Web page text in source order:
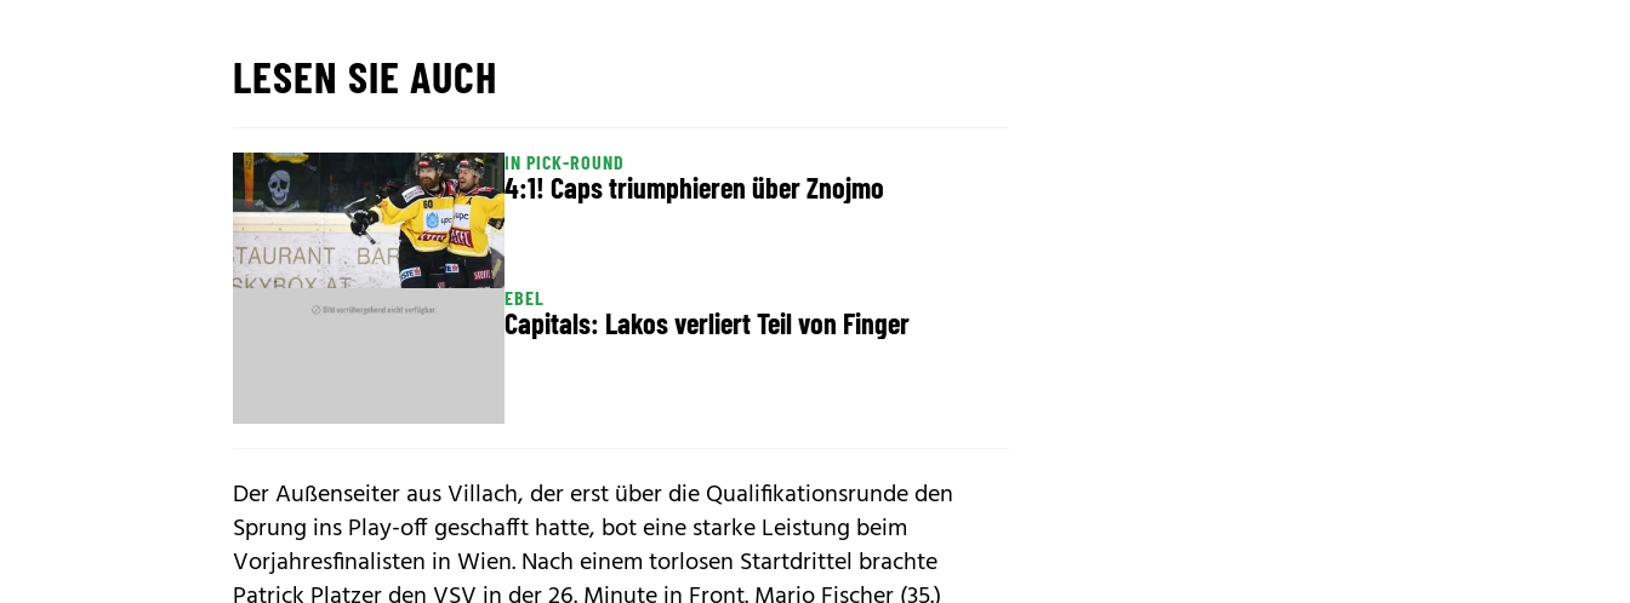
LESEN SIE AUCH
IN PICK-ROUND
4:1! Caps triumphieren über Znojmo
EBEL
Capitals: Lakos verliert Teil von Finger
Der Außenseiter aus Villach, der erst über die Qualifikationsrunde den
Sprung ins Play-off geschafft hatte, bot eine starke Leistung beim
Vorjahresfinalisten in Wien. Nach einem torlosen Startdrittel brachte